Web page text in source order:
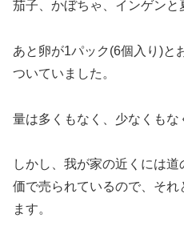
茄子、かぼちゃ、インゲンと
あと卵が1パック(6個入り)と
ついていました。
量は多くもなく、少なくもな
しかし、我が家の近くには
価で売られているので、そ
ます。